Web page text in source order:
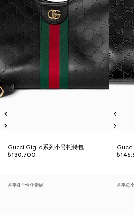
Gucci Giglio系列小号托特包
₺130.700
首字母个性化定制 首字母